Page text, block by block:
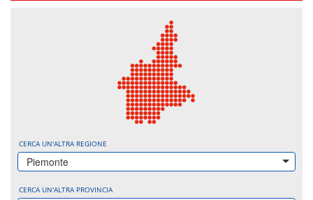
CERCA UN'ALTRA REGIONE
Piemonte
CERCA UN'ALTRA PROVINCIA